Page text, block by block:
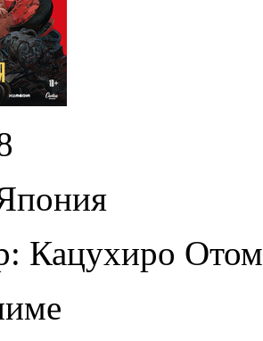
Кацухиро